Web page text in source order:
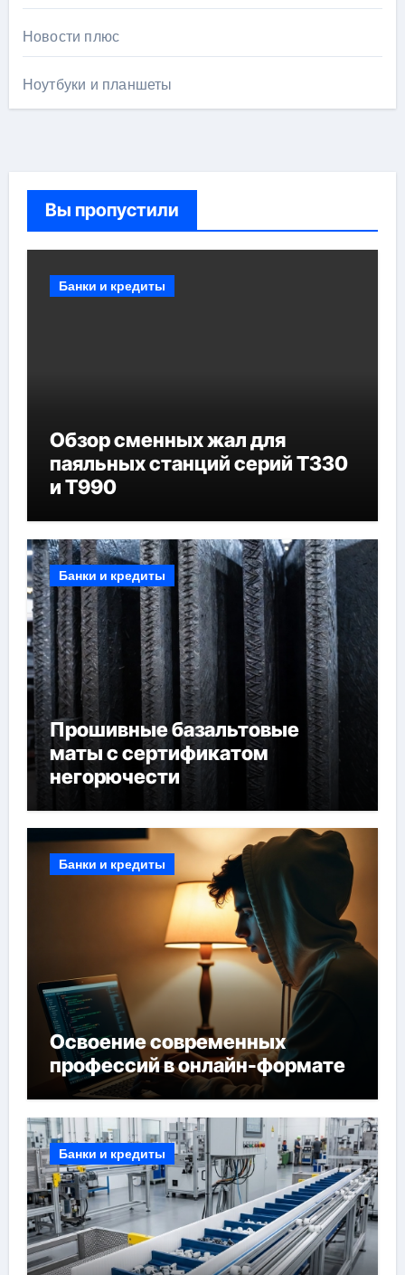
Новости плюс
Ноутбуки и планшеты
Вы пропустили
Банки и кредиты
Обзор сменных жал для
паяльных станций серий T330
и T990
Банки и кредиты
Прошивные базальтовые
маты с сертификатом
негорючести
Банки и кредиты
Освоение современных
профессий в онлайн-формате
Банки и кредиты